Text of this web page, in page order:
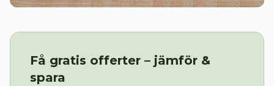
Få gratis offerter – jämför &
spara